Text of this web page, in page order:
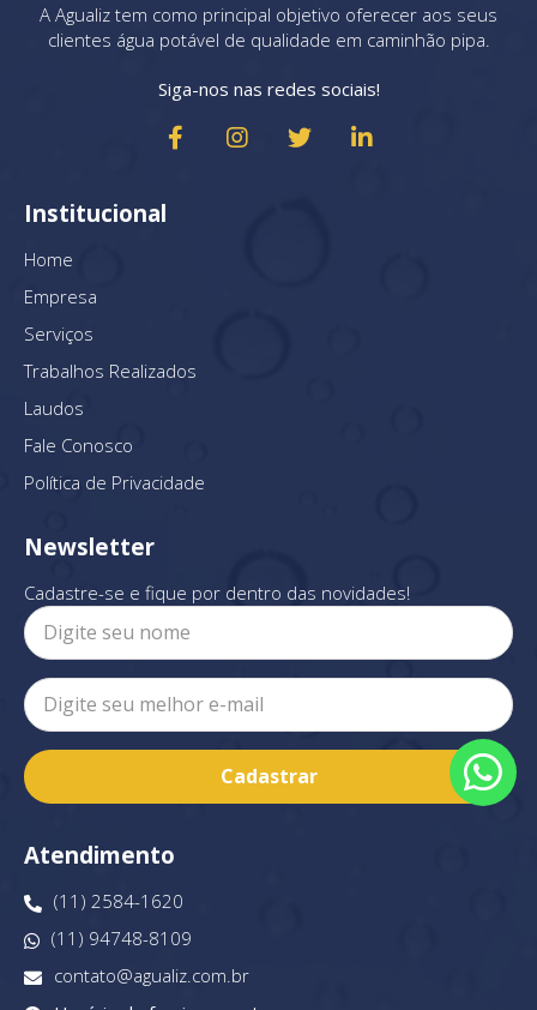
A Agualiz tem como principal objetivo oferecer aos seus
clientes água potável de qualidade em caminhão pipa.
Siga-nos nas redes sociais!
Institucional
Home
Empresa
Serviços
Trabalhos Realizados
Laudos
Fale Conosco
Política de Privacidade
Newsletter
Cadastre-se e fique por dentro das novidades!
Cadastrar
Atendimento
(11) 2584-1620
(11) 94748-8109
contato@agualiz.com.br